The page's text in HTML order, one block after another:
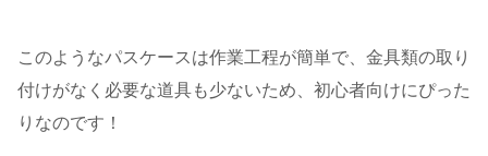
このようなパスケースは作業工程が簡単で、金具類の取り
付けがなく必要な道具も少ないため、初心者向けにぴった
りなのです！